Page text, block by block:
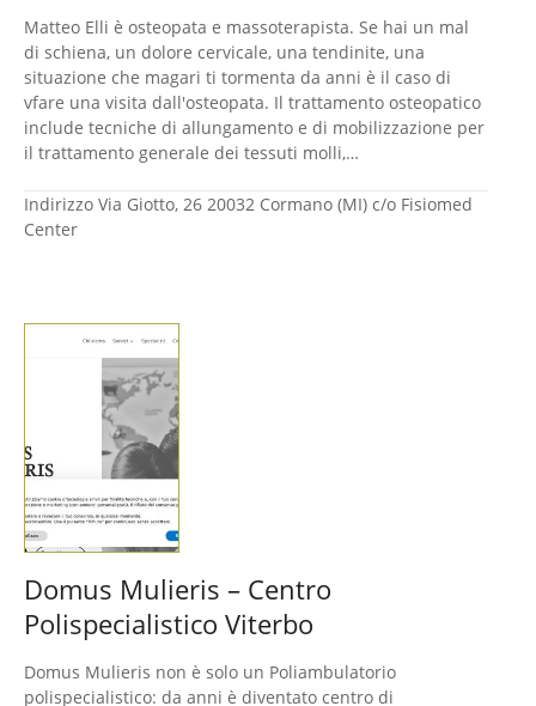
Matteo Elli è osteopata e massoterapista. Se hai un mal
di schiena, un dolore cervicale, una tendinite, una
situazione che magari ti tormenta da anni è il caso di
vfare una visita dall'osteopata. Il trattamento osteopatico
include tecniche di allungamento e di mobilizzazione per
il trattamento generale dei tessuti molli,…
Indirizzo Via Giotto, 26 20032 Cormano (MI) c/o Fisiomed
Center
Domus Mulieris – Centro
Polispecialistico Viterbo
Domus Mulieris non è solo un Poliambulatorio
polispecialistico: da anni è diventato centro di